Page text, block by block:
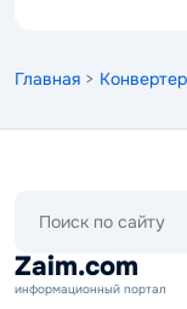
Главная >
сайту
Zaim.com
информационный портал